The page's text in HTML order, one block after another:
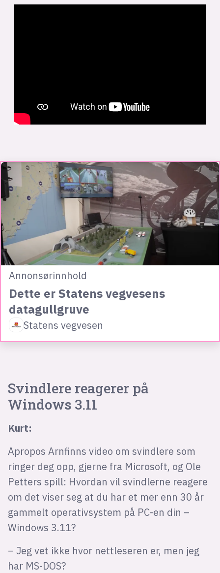
Annonsørinnhold
Dette er Statens vegvesens
datagullgruve
Statens vegvesen
Svindlere reagerer på
Windows 3.11
Kurt:
Apropos Arnfinns video om svindlere som
ringer deg opp, gjerne fra Microsoft, og Ole
Petters spill: Hvordan vil svindlerne reagere
om det viser seg at du har et mer enn 30 år
gammelt operativsystem på PC-en din –
Windows 3.11?
– Jeg vet ikke hvor nettleseren er, men jeg
har MS-DOS?